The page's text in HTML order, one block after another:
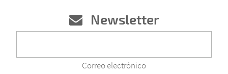
Newsletter
Correo electrónico